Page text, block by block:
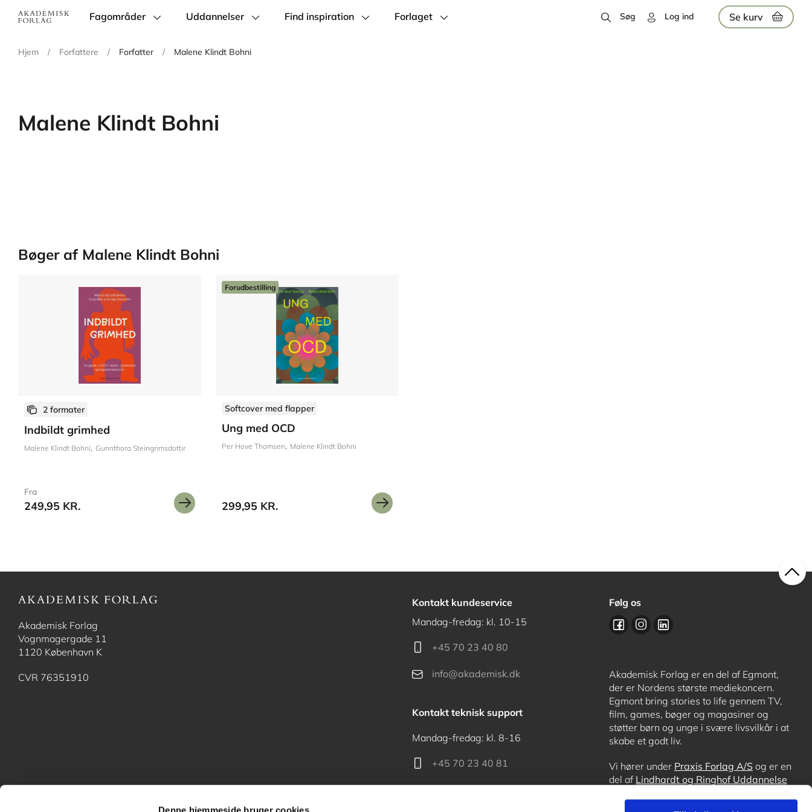
Denne hjemmeside bruger cookies
Main
Fagområder Uddannelser Find inspiration Forlaget Søg Log ind Se kurv
Hjem / Forfattere / Forfatter / Malene Klindt Bohni
Malene Klindt Bohni
Bøger af Malene Klindt Bohni
2 formater
Indbildt grimhed
Malene Klindt Bohni Gunnthora Steingrimsdottir
Fra
249,95 KR.
Softcover med flapper
Ung med OCD
Per Hove Thomsen Malene Klindt Bohni
299,95 KR.
Forudbestilling
Akademisk Forlag
Vognmagergade 11
1120 København K
CVR 76351910
Kontakt kundeservice
Mandag-fredag: kl. 10-15
+45 70 23 40 80
info@akademisk.dk
Kontakt teknisk support
Mandag-fredag: kl. 8-16
+45 70 23 40 81
Følg os
Akademisk Forlag er en del af Egmont,
der er Nordens største mediekoncern.
Egmont bring stories to life gennem TV,
film, games, bøger og magasiner og
støtter børn og unge i svære livsvilkår i at
skabe et godt liv.
Vi hører under Praxis Forlag A/S og er en
del af Lindhardt og Ringhof Uddannelse